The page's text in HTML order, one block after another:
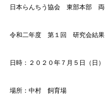
日本らんちう協会 東部本部 両
令和二年度 第１回 研究会結果
日時：２０２０年７月５日（日
場所：中村 飼育場